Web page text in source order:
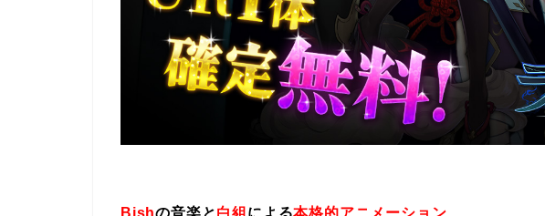
Bishの音楽と白組 による本格的アニメーション、